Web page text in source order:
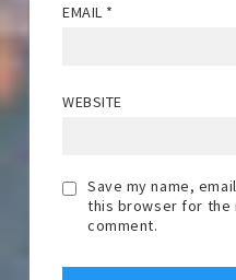
EMAIL *
WEBSITE
Save my name,
this browser for the
comment.